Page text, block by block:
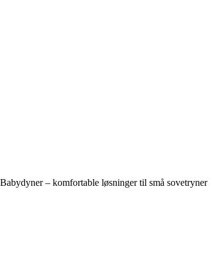
Babydyner – komfortable løsninger til små sovetryner